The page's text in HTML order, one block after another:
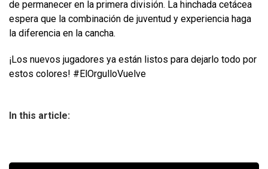
de permanecer en la primera división. La hinchada cetácea
espera que la combinación de juventud y experiencia haga
la diferencia en la cancha.
¡Los nuevos jugadores ya están listos para dejarlo todo por
estos colores! #ElOrgulloVuelve
In this article: